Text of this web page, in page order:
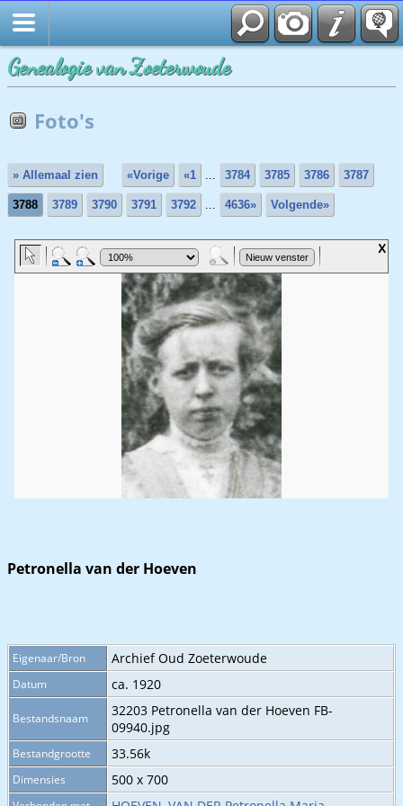
Genealogie van Zoeterwoude
Foto's
» Allemaal zien «Vorige «1 ... 3784 3785 3786 3787
3788 3789 3790 3791 3792 ... 4636» Volgende»
Petronella van der Hoeven
Eigenaar/Bron Archief Oud Zoeterwoude
Datum ca. 1920
Bestandsnaam
32203 Petronella van der Hoeven FB-
09940.jpg
Bestandgrootte 33.56k
Dimensies 500 x 700